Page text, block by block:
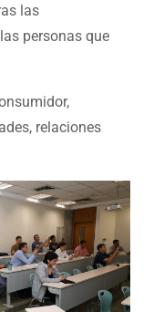
las
personas que
relaciones